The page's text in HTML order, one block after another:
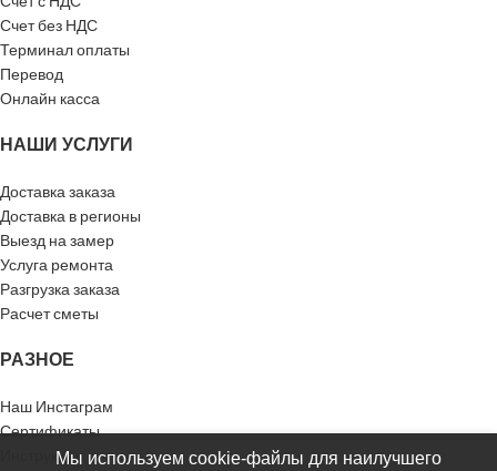
Счет без НДС
Терминал оплаты
Перевод
Онлайн касса
НАШИ УСЛУГИ
Доставка заказа
Доставка в регионы
Выезд на замер
Услуга ремонта
Разгрузка заказа
Расчет сметы
РАЗНОЕ
Наш Инстаграм
Сертификаты
ИнструкцииМы используем cookie-файлы для наилучшего